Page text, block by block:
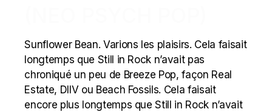
Sunflower Bean. Varions les plaisirs. Cela faisait
longtemps que Still in Rock n’avait pas
chroniqué un peu de Breeze Pop, façon Real
Estate, DIIV ou Beach Fossils. Cela faisait
encore plus longtemps que Still in Rock n’avait